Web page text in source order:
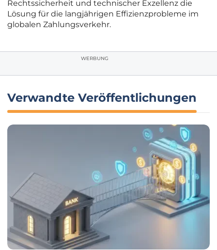
Rechtssicherheit und technischer Exzellenz die
Lösung für die langjährigen Effizienzprobleme im
globalen Zahlungsverkehr.
WERBUNG
Verwandte Veröffentlichungen